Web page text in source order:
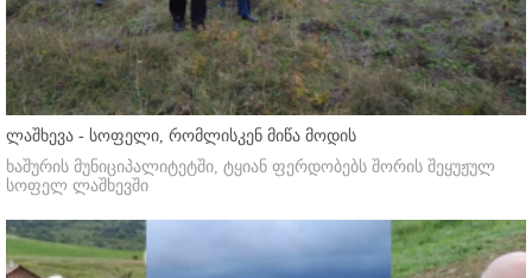
ლაშხევა - სოფელი, რომლისკენ მიწა მოდის
ხაშურის მუნიციპალიტეტში, ტყიან ფერდობებს შორის შეყუჟულ
სოფელ ლაშხევში